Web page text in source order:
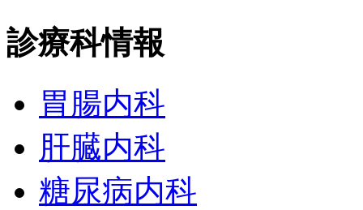
診療科情報
胃腸内科
肝臓内科
糖尿病内科